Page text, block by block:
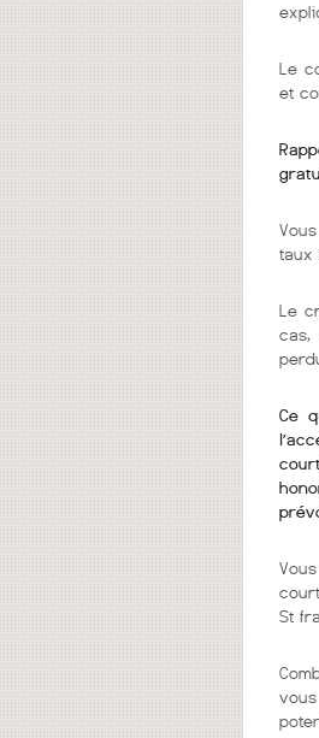
Le
et
taux
Le
Ce
St